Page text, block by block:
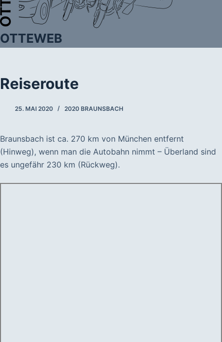
OTTEWEB
Reiseroute
25. MAI 2020 2020 BRAUNSBACH
Braunsbach ist ca. 270 km von München entfernt
(Hinweg), wenn man die Autobahn nimmt – Überland sind
es ungefähr 230 km (Rückweg).